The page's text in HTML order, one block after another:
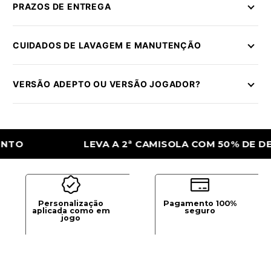
PRAZOS DE ENTREGA
CUIDADOS DE LAVAGEM E MANUTENÇÃO
VERSÃO ADEPTO OU VERSÃO JOGADOR?
LEVA A 2ª CAMISOLA COM 50% DE
Personalização
aplicada como em
jogo
Pagamento 100%
seguro